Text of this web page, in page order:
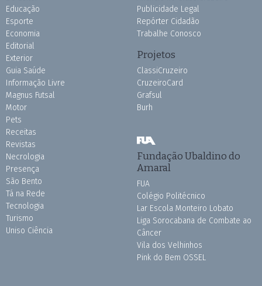
Educação
Esporte
Economia
Editorial
Exterior
Guia Saúde
Informação Livre
Magnus Futsal
Motor
Pets
Receitas
Revistas
Necrologia
Presença
São Bento
Tá na Rede
Tecnologia
Turismo
Uniso Ciência
Publicidade Legal
Repórter Cidadão
Trabalhe Conosco
Projetos
ClassiCruzeiro
CruzeiroCard
Grafsul
Burh
Fundação Ubaldino do
Amaral
FUA
Colégio Politécnico
Lar Escola Monteiro Lobato
Liga Sorocabana de Combate ao
Câncer
Vila dos Velhinhos
Pink do Bem OSSEL